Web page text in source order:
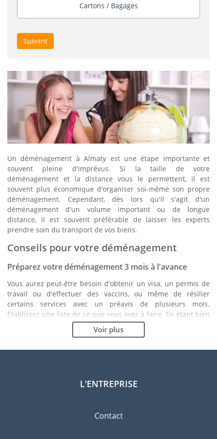
Cartons / Bagages
Suivant
Un déménagement à Almaty est une étape importante et
souvent pleine d'imprévus. Si la taille de votre
déménagement et la distance vous le permettent, il est
souvent plus économique d'organiser soi-même son propre
déménagement. Cependant, dès lors qu'il s'agit d'un
déménagement d'un volume important ou de longue
distance, il est souvent préférable de laisser les experts
prendre soin du transport de vos biens.
Conseils pour votre déménagement
Préparez votre déménagement 3 mois à l'avance
Vous aurez peut-être besoin d'obtenir un visa, un permis de
travail ou d'effectuer des vaccins, ou même de résilier
certains services avec un préavis de plusieurs mois.
Etablissez une liste de ce que vous avez à faire. En étant bien
organisé, vous vous assurez du bon déroulement de votre
Choisissez le bon déménageur
indépendants tels que la FIDI vous permettront d'avoir une
variété des emballages disponibles ainsi qu'un réseau
Voir plus
L'ENTREPRISE
Contact